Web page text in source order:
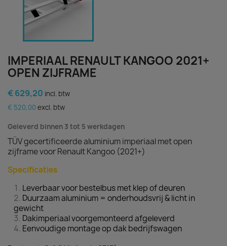
IMPERIAAL RENAULT KANGOO 2021+
OPEN ZIJFRAME
€ 629,20 incl. btw
€ 520,00 excl. btw
Geleverd binnen 3 tot 5 werkdagen
TÜV gecertificeerde aluminium imperiaal met open
zijframe voor Renault Kangoo (2021+)
Specificaties
Leverbaar voor bestelbus met klep of deuren
Duurzaam aluminium = onderhoudsvrij & licht in
gewicht
Dakimperiaal voorgemonteerd afgeleverd
Eenvoudige montage op dak bedrijfswagen